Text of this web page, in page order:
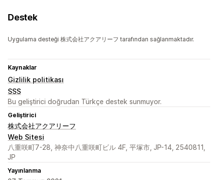
Destek
Uygulama desteği 株式会社アクアリーフ tarafından sağlanmaktadır.
Kaynaklar
Gizlilik politikası
SSS
Bu geliştirici doğrudan Türkçe destek sunmuyor.
Geliştirici
株式会社アクアリーフ
Web Sitesi
八重咲町7-28, 神奈中八重咲町ビル 4F, 平塚市, JP-14, 2540811,
JP
Yayınlanma